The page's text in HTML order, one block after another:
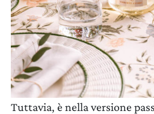
Tuttavia, è nella versione